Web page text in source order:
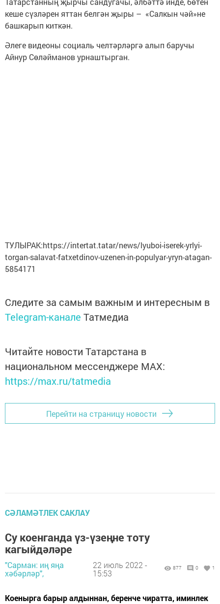
кеше сүзләрен яттан белгән җыры – «Салкын чәй»не
башкарып киткән.
Әлеге видеоны социаль челтәрләргә алып баручы
Айнур Сөләйманов урнаштырган.
ТУЛЫРАК:https://intertat.tatar/news/lyuboi-iserek-yrlyi-
torgan-salavat-fatxetdinov-uzenen-in-populyar-yryn-atagan-
5854171
Следите за самым важным и интересным в
Telegram-канале Татмедиа
Читайте новости Татарстана в
национальном мессенджере MАХ:
https://max.ru/tatmedia
Перейти на страницу новости
СӘЛАМӘТЛЕК САКЛАУ
Су коенганда үз-үзеңне тоту
кагыйдәләре
"Сарман: иң яңа
хәбәрләр",
22 июль 2022 -
15:53
877 0 1
Коенырга барыр алдыннан, беренче чиратта, иминлек